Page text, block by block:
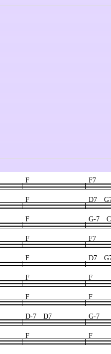
F F7
F D7
F G-7
F F7
F D7
F F
F F
D-7 D7 G-7
F F